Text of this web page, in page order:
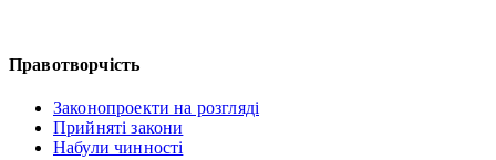
Правотворчість
Законопроекти на розгляді
Прийняті закони
Набули чинності